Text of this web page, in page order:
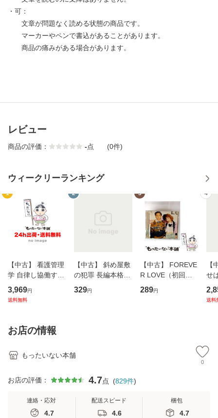
・可：
文章が問題なく読める状態の商品です。
マーカーやペンで書込があることがあります。
商品の痛みがある場合があります。
レビュー
商品の評価： -点 (0件)
ウィークリーランキング
1
【中古】 看護管理
学 自律し協働する
専門職の看護マネ
ジメントスキル 改
恵 藤本幸三 / 南江
堂 [単行
3,969円
送料無料
2
【中古】 斜め屋敷
の犯罪 長編本格推
理小説 (光文社文
庫) / 島田荘司 / 光
329円
3
【中古】 FOREVE
R LOVE（初回生
産限定盤） / 清水
翔太×加藤ミリヤ /
289円
4
【
せ
タ
送料
お店の情報
もったいない本舗
0
お店の評価： 4.7点 (829件)
連絡・応対
4.7
配送スピード
4.6
梱包
4.7